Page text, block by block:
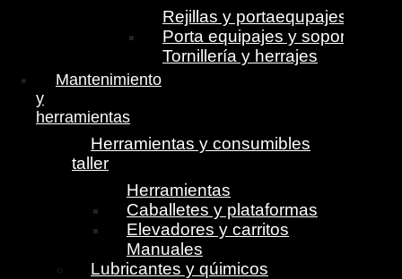
Rejillas y portaequpajes
Porta equipajes y soportes
Tornillería y herrajes
Mantenimiento
y
herramientas
Herramientas y consumibles
taller
Herramientas
Caballetes y plataformas
Elevadores y carritos
Manuales
Lubricantes y qúimicos